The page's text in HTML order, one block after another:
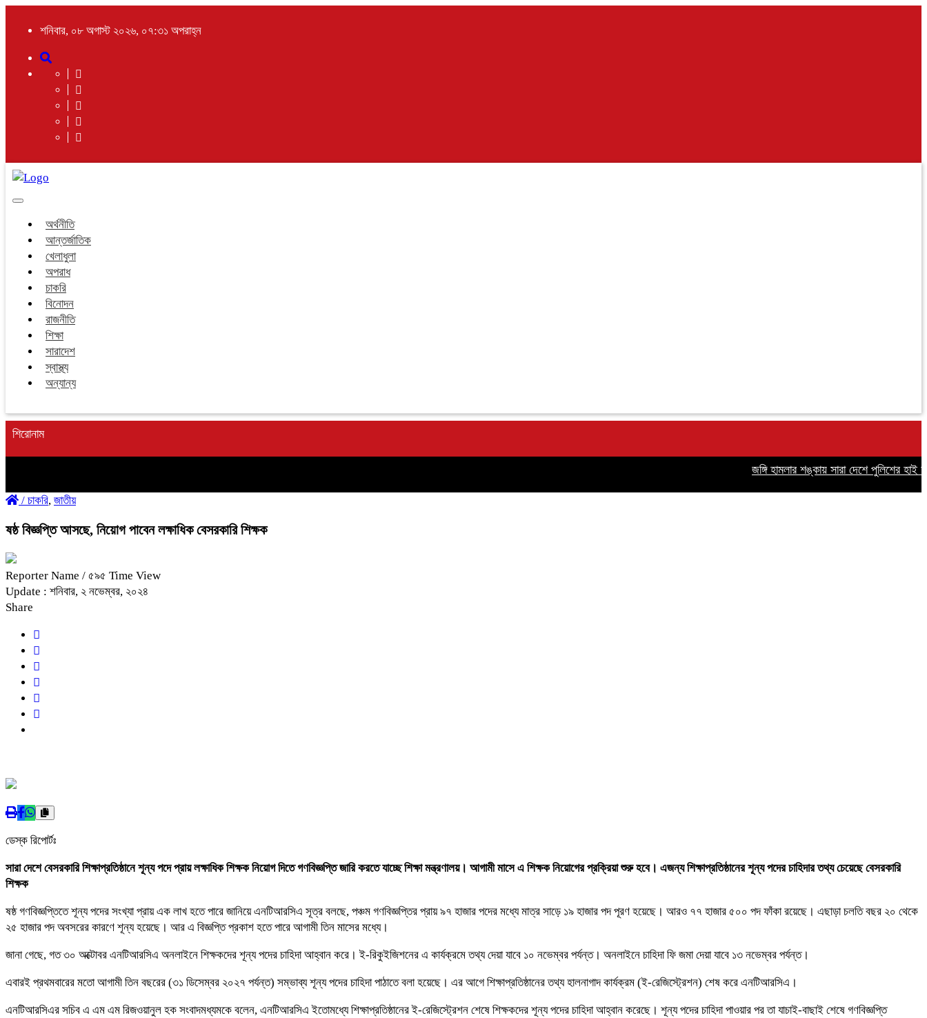
শনিবার, ০৮ অগাস্ট ২০২৬, ০৭:৩১ অপরাহ্ন
Toggle
অর্থনীতি
আন্তর্জাতিক
খেলাধুলা
অপরাধ
চাকরি
বিনোদন
রাজনীতি
শিক্ষা
সারাদেশ
স্বাস্থ্য
অন্যান্য
শিরোনাম
জঙ্গি হামলার শঙ্কায় সারা দেশে পুলিশের হাই
/ চাকরি, জাতীয়
ষষ্ঠ বিজ্ঞপ্তি আসছে, নিয়োগ পাবেন লক্ষাধিক বেসরকারি শিক্ষক
Reporter Name / ৫৯৫ Time View
Update : শনিবার, ২ নভেম্বর, ২০২৪
Share
ডেস্ক রিপোর্টঃ
সারা দেশে বেসরকারি শিক্ষাপ্রতিষ্ঠানে শূন্য পদে প্রায় লক্ষাধিক শিক্ষক নিয়োগ দিতে গণবিজ্ঞপ্তি জারি করতে যাচ্ছে শিক্ষা মন্ত্রণালয়। আগামী মাসে এ শিক্ষক নিয়োগের প্রক্রিয়া শুরু হবে। এজন্য শিক্ষাপ্রতিষ্ঠানের শূন্য পদের চাহিদার তথ্য চেয়েছে বেসরকারি
শিক্ষক
ষষ্ঠ গণবিজ্ঞপ্তিতে শূন্য পদের সংখ্যা প্রায় এক লাখ হতে পারে জানিয়ে এনটিআরসিএ সূত্র বলছে, পঞ্চম গণবিজ্ঞপ্তির প্রায় ৯৭ হাজার পদের মধ্যে মাত্র সাড়ে ১৯ হাজার পদ পূরণ হয়েছে। আরও ৭৭ হাজার ৫০০ পদ ফাঁকা রয়েছে। এছাড়া চলতি বছর ২০ থেকে
২৫ হাজার পদ অবসরের কারণে শূন্য হয়েছে। আর এ বিজ্ঞপ্তি প্রকাশ হতে পারে আগামী তিন মাসের মধ্যে।
জানা গেছে, গত ৩০ অক্টোবর এনটিআরসিএ অনলাইনে শিক্ষকদের শূন্য পদের চাহিদা আহ্বান করে। ই-রিকুইজিশনের এ কার্যক্রমে তথ্য দেয়া যাবে ১০ নভেম্বর পর্যন্ত। অনলাইনে চাহিদা ফি জমা দেয়া যাবে ১৩ নভেম্বর পর্যন্ত।
এবারই প্রথমবারের মতো আগামী তিন বছরের (৩১ ডিসেম্বর ২০২৭ পর্যন্ত) সম্ভাব্য শূন্য পদের চাহিদা পাঠাতে বলা হয়েছে। এর আগে শিক্ষাপ্রতিষ্ঠানের তথ্য হালনাগাদ কার্যক্রম (ই-রেজিস্ট্রেশন) শেষ করে এনটিআরসিএ।
এনটিআরসিএর সচিব এ এম এম রিজওয়ানুল হক সংবাদমধ্যমকে বলেন, এনটিআরসিএ ইতোমধ্যে শিক্ষাপ্রতিষ্ঠানের ই-রেজিস্ট্রেশন শেষে শিক্ষকদের শূন্য পদের চাহিদা আহ্বান করেছে। শূন্য পদের চাহিদা পাওয়ার পর তা যাচাই-বাছাই শেষে গণবিজ্ঞপ্তি